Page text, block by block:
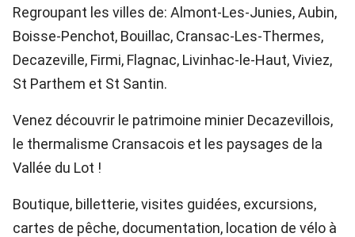
Regroupant les villes de: Almont-Les-Junies, Aubin,
Boisse-Penchot, Bouillac, Cransac-Les-Thermes,
Decazeville, Firmi, Flagnac, Livinhac-le-Haut, Viviez,
St Parthem et St Santin.
Venez découvrir le patrimoine minier Decazevillois,
le thermalisme Cransacois et les paysages de la
Vallée du Lot !
Boutique, billetterie, visites guidées, excursions,
cartes de pêche, documentation, location de vélo à